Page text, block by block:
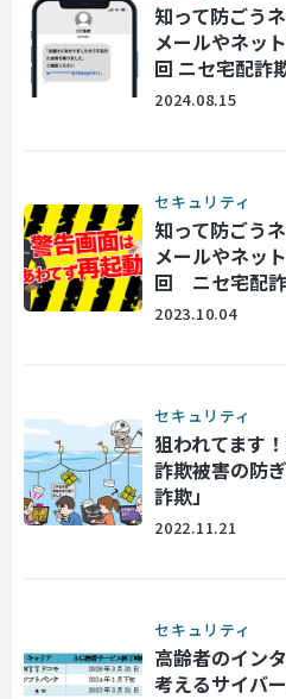
知って防ごう
メールやネッ
回 ニセ宅配詐
2024.08.15
セキュリティ
知って防ごう
メールやネッ
回 ニセ宅配
2023.10.04
セキュリティ
狙われてます
詐欺被害の防
詐欺」
2022.11.21
セキュリティ
高齢者のイン
考えるサイバ